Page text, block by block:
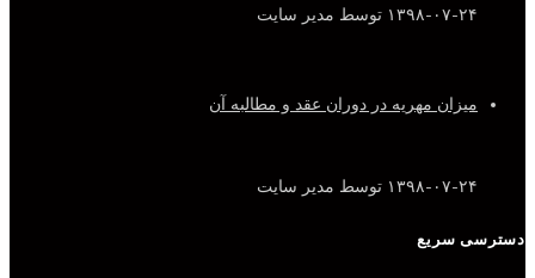
۱۳۹۸-۰۷-۲۴ توسط مدیر سایت
میزان مهریه در دوران عقد و مطالبه آن
۱۳۹۸-۰۷-۲۴ توسط مدیر سایت
دسترسی سریع